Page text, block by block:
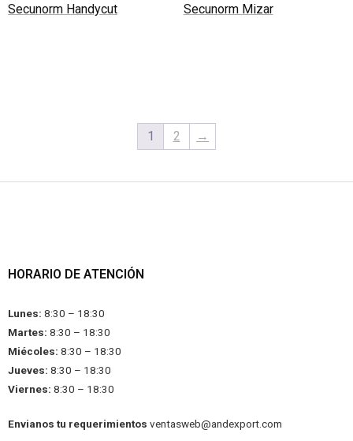
Secunorm Handycut
Secunorm Mizar
1 2 →
HORARIO DE ATENCIÓN
Lunes: 8:30 – 18:30
Martes: 8:30 – 18:30
Miécoles: 8:30 – 18:30
Jueves: 8:30 – 18:30
Viernes: 8:30 – 18:30
Envianos tu requerimientos ventasweb@andexport.com